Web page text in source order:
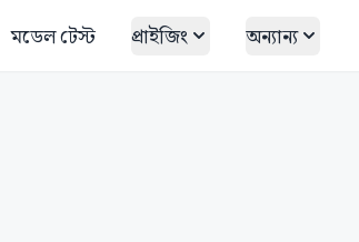
মডেল টেস্ট প্রাইজিং অন্যান্য